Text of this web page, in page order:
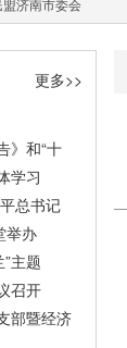
盟济南市委会
更多>>
》和“十
学习
总书记
举办
主题
召开
部暨经济